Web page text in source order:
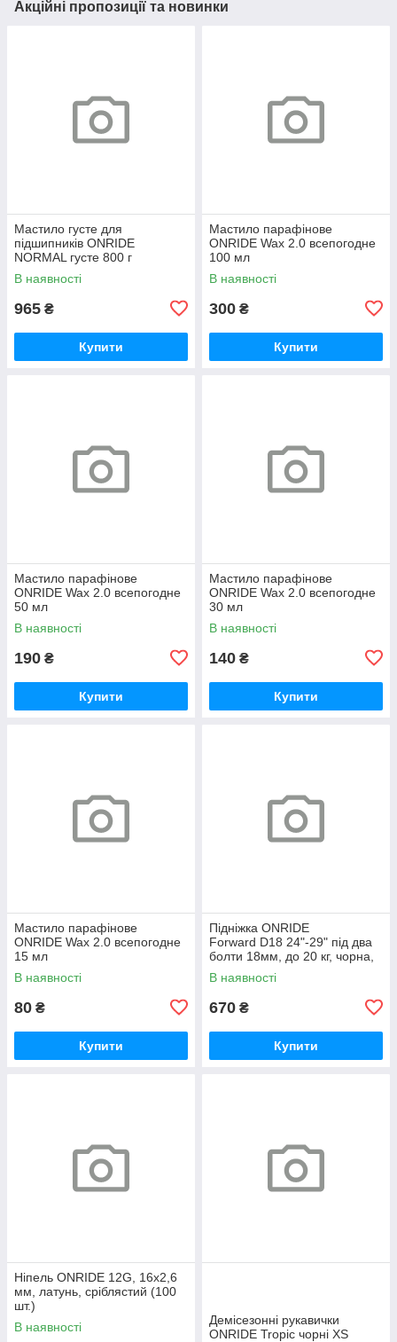
Акційні пропозиції та новинки
Мастило густе для
підшипників ONRIDE
NORMAL густе 800 г
(металева банка)
В наявності
965 ₴
Купити
Мастило парафінове
ONRIDE Wax 2.0 всепогодне
100 мл
В наявності
300 ₴
Купити
Мастило парафінове
ONRIDE Wax 2.0 всепогодне
50 мл
В наявності
190 ₴
Купити
Мастило парафінове
ONRIDE Wax 2.0 всепогодне
30 мл
В наявності
140 ₴
Купити
Мастило парафінове
ONRIDE Wax 2.0 всепогодне
15 мл
В наявності
80 ₴
Купити
Підніжка ONRIDE
Forward D18 24"-29" під два
болти 18мм, до 20 кг, чорна,
polybag
В наявності
670 ₴
Купити
Ніпель ONRIDE 12G, 16x2,6
мм, латунь, сріблястий (100
шт.)
В наявності
Демісезонні рукавички
ONRIDE Tropic чорні XS